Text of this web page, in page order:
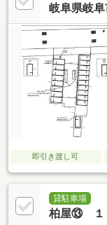
岐阜県岐
即引き渡し可
貸駐車場
柏屋⑬ １